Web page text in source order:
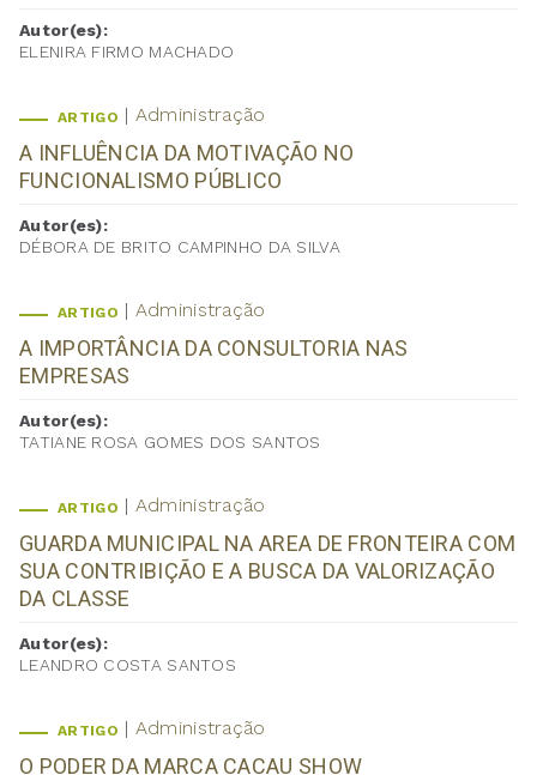
Autor(es):
ELENIRA FIRMO MACHADO
ARTIGO Administração
A INFLUÊNCIA DA MOTIVAÇÃO NO
FUNCIONALISMO PÚBLICO
Autor(es):
DÉBORA DE BRITO CAMPINHO DA SILVA
ARTIGO Administração
A IMPORTÂNCIA DA CONSULTORIA NAS
EMPRESAS
Autor(es):
TATIANE ROSA GOMES DOS SANTOS
ARTIGO Administração
GUARDA MUNICIPAL NA AREA DE FRONTEIRA COM
SUA CONTRIBIÇÃO E A BUSCA DA VALORIZAÇÃO
DA CLASSE
Autor(es):
LEANDRO COSTA SANTOS
ARTIGO Administração
O PODER DA MARCA CACAU SHOW